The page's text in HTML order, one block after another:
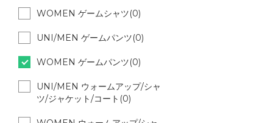
WOMEN ゲームシャツ(0)
UNI/MEN ゲームパンツ(0)
WOMEN ゲームパンツ(0)
UNI/MEN ウォームアップ/シャ
ツ/ジャケット/コート(0)